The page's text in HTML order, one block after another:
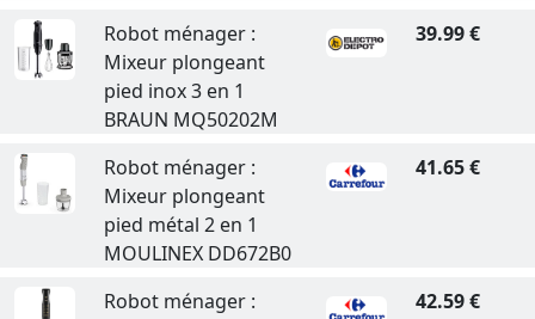
Robot ménager :
Mixeur plongeant
pied inox 3 en 1
BRAUN MQ50202M
39.99 €
Robot ménager :
Mixeur plongeant
pied métal 2 en 1
MOULINEX DD672B0
41.65 €
Robot ménager :
42.59 €